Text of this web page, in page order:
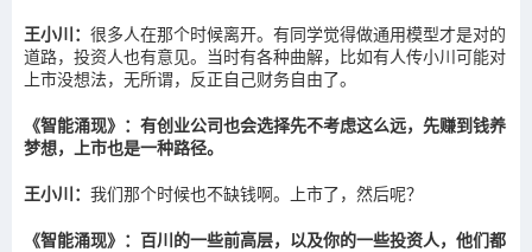
王小川： 很多人在那个时候离开。有同学觉得做通用模型才是对的
道路，投资人也有意见。当时有各种曲解，比如有人传小川可能对
上市没想法，无所谓，反正自己财务自由了。
《智能涌现》：有创业公司也会选择先不考虑这么远，先赚到钱养
梦想，上市也是一种路径。
王小川： 我们那个时候也不缺钱啊。上市了，然后呢？
《智能涌现》：百川的一些前高层，以及你的一些投资人，他们都